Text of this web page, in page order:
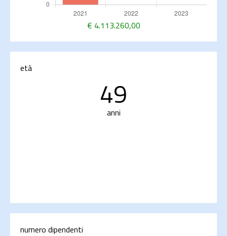
€ 4.113.260,00
età
49
anni
numero dipendenti